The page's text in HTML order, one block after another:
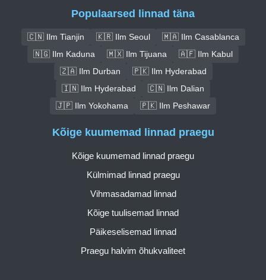
Populaarsed linnad täna
🇨🇳 Ilm Tianjin 🇰🇷 Ilm Seoul
🇲🇦 Ilm Casablanca
🇳🇬 Ilm Kaduna
🇲🇽 Ilm Tijuana
🇦🇫 Ilm Kabul
🇿🇦 Ilm Durban
🇵🇰 Ilm Hyderabad
🇮🇳 Ilm Hyderabad
🇨🇳 Ilm Dalian
🇯🇵 Ilm Yokohama
🇵🇰 Ilm Peshawar
Kõige kuumemad linnad praegu
Kõige kuumemad linnad praegu
Külmimad linnad praegu
Vihmasadamad linnad
Kõige tuulisemad linnad
Päikeselisemad linnad
Praegu halvim õhukvaliteet